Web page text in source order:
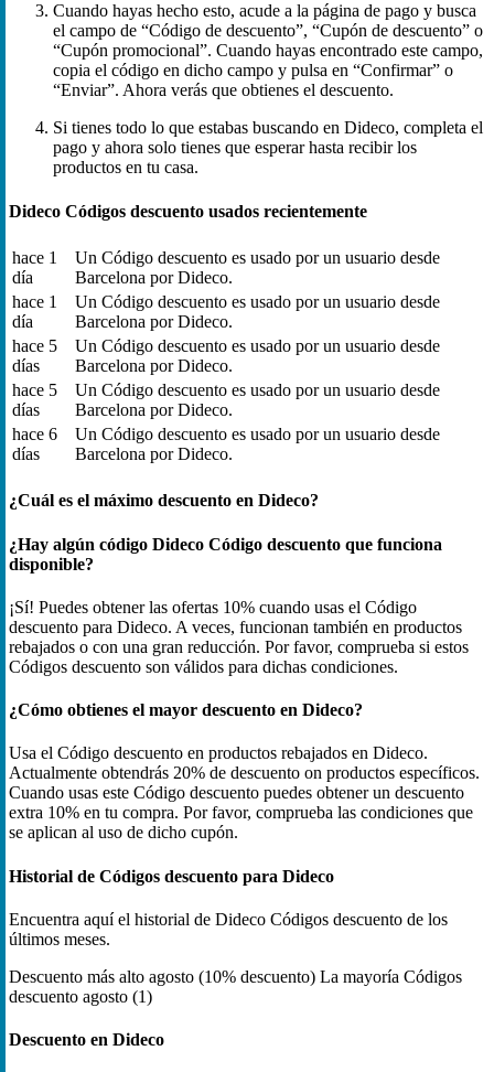
Cuando hayas hecho esto, acude a la página de pago y busca
el campo de “Código de descuento”, “Cupón de descuento” o
“Cupón promocional”. Cuando hayas encontrado este campo,
copia el código en dicho campo y pulsa en “Confirmar” o
“Enviar”. Ahora verás que obtienes el descuento.
Si tienes todo lo que estabas buscando en Dideco, completa el
pago y ahora solo tienes que esperar hasta recibir los
productos en tu casa.
Dideco Códigos descuento usados recientemente
hace 1
día
Un Código descuento es usado por un usuario desde
Barcelona por Dideco.
hace 1
día
Un Código descuento es usado por un usuario desde
Barcelona por Dideco.
hace 5
días
Un Código descuento es usado por un usuario desde
Barcelona por Dideco.
hace 5
días
Un Código descuento es usado por un usuario desde
Barcelona por Dideco.
hace 6
días
Un Código descuento es usado por un usuario desde
Barcelona por Dideco.
¿Cuál es el máximo descuento en Dideco?
¿Hay algún código Dideco Código descuento que funciona
disponible?
¡Sí! Puedes obtener las ofertas 10% cuando usas el Código
descuento para Dideco. A veces, funcionan también en productos
rebajados o con una gran reducción. Por favor, comprueba si estos
Códigos descuento son válidos para dichas condiciones.
¿Cómo obtienes el mayor descuento en Dideco?
Usa el Código descuento en productos rebajados en Dideco.
Actualmente obtendrás 20% de descuento on productos específicos.
Cuando usas este Código descuento puedes obtener un descuento
extra 10% en tu compra. Por favor, comprueba las condiciones que
se aplican al uso de dicho cupón.
Historial de Códigos descuento para Dideco
Encuentra aquí el historial de Dideco Códigos descuento de los
últimos meses.
Descuento más alto agosto (10% descuento) La mayoría Códigos
descuento agosto (1)
Descuento en Dideco